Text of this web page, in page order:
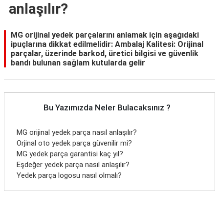
Yaşam
Hukuk
Blog
anlaşılır?
MG orijinal yedek parçalarını anlamak için aşağıdaki
ipuçlarına dikkat edilmelidir: Ambalaj Kalitesi: Orijinal
parçalar, üzerinde barkod, üretici bilgisi ve güvenlik
bandı bulunan sağlam kutularda gelir
Bu Yazımızda Neler Bulacaksınız ?
MG orijinal yedek parça nasıl anlaşılır?
Orji̇nal oto yedek parça güvenilir mi?
MG yedek parça garantisi kaç yıl?
Eşdeğer yedek parça nasıl anlaşılır?
Yedek parça logosu nasıl olmalı?